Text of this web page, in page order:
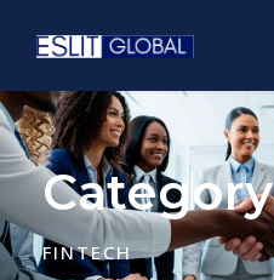
Category
FINTECH